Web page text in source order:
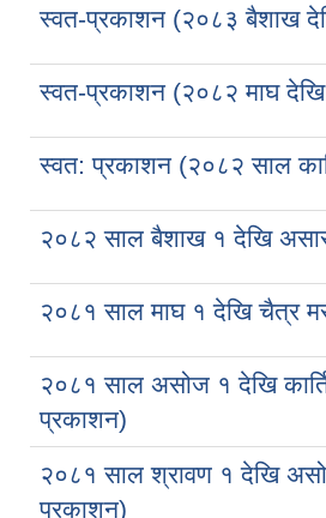
स्वत-प्रकाशन (२०८३ बैशाख
स्वत-प्रकाशन (२०८२ माघ
स्वत: प्रकाशन (२०८२ साल
२०८२ साल बैशाख १ देखि
२०८१ साल माघ १ देखि चैत्र
२०८१ साल असोज १ देखि
प्रकाशन)
२०८१ साल श्रावण १ देखि
प्रकाशन)